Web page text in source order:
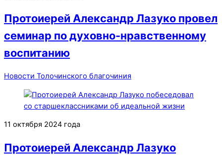
Протоиерей Александр Лазуко провел
семинар по духовно-нравственному
воспитанию
Новости Толочинского благочиния
11 октября 2024 года
Протоиерей Александр Лазуко